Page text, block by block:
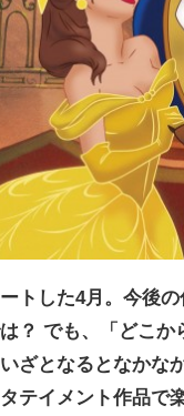
トした4月。今後
？ でも、「どこ
ざとなるとなかな
テイメント作品で